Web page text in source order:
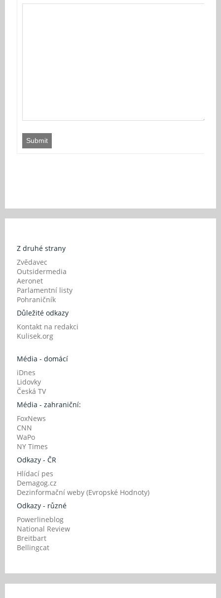
Submit
Z druhé strany
Zvědavec
Outsidermedia
Aeronet
Parlamentní listy
Pohraničník
Důležité odkazy
Kontakt na redakci
Kulisek.org
Média - domácí
iDnes
Lidovky
Česká TV
Média - zahraniční:
FoxNews
CNN
WaPo
NY Times
Odkazy - ČR
Hlídací pes
Demagog.cz
Dezinformační weby (Evropské Hodnoty)
Odkazy - různé
Powerlineblog
National Review
Breitbart
Bellingcat